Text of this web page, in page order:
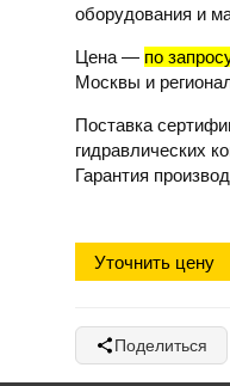
оборудования и
Цена — по запросу
Москвы и
Поставка
гидравлических
Гарантия
Уточнить цену
Поделиться